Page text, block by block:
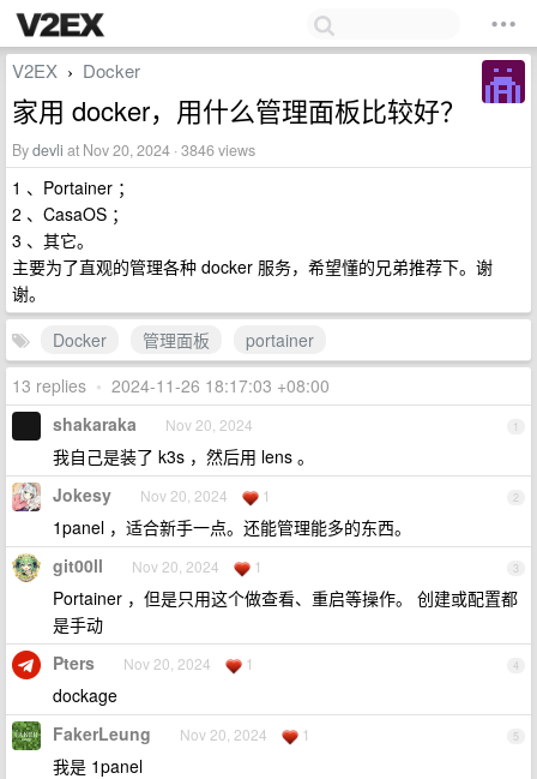
V2EX › Docker
家用 docker，用什么管理面板比较好？
Bydevli at Nov 20, 2024 · 3846 views
1 、Portainer ；
2 、CasaOS ；
3 、其它。
主要为了直观的管理各种 docker 服务，希望懂的兄弟推荐下。谢
谢。
Docker
管理面板
portainer
13 replies • 2024-11-26 18:17:03 +08:00
1
shakaraka Nov 20, 2024
我自己是装了 k3s ，然后用 lens 。
2
Jokesy Nov 20, 2024 1
1panel ，适合新手一点。还能管理能多的东西。
3
git00ll Nov 20, 2024 1
Portainer ，但是只用这个做查看、重启等操作。 创建或配置都
是手动
4
Pters Nov 20, 2024 1
dockage
5
FakerLeung Nov 20, 2024 1
我是 1panel